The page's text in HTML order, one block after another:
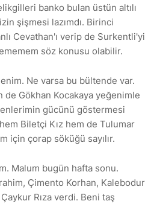
banko bulan üstün altılı
şişmesi lazımdı. Birinci
Cevathan'ı verip de Surkentli'yi
söz konusu olabilir.
Ne varsa bu bültende var.
Gökhan Kocakaya yeğenimle
gücünü göstermesi
Biletçi Kız hem de Tulumar
için çorap söküğü sayılır.
Malum bugün hafta sonu.
Çimento Korhan, Kalebodur
Rıza verdi. Beni taş